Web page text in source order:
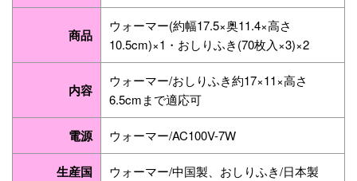
商品
ウォーマー(約幅17.5×奥11.4×高さ
10.5cm)×1・おしりふき(70枚入×3)×2
内容
ウォーマー/おしりふき約17×11×高さ
6.5cmまで適応可
電源 ウォーマー/AC100V-7W
生産国 ウォーマー/中国製、おしりふき/日本製